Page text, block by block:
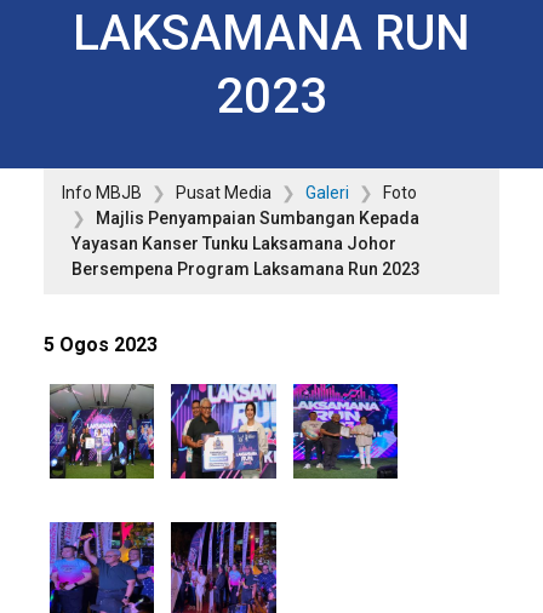
LAKSAMANA RUN
2023
Info MBJB Pusat Media Galeri
Foto
Majlis Penyampaian Sumbangan Kepada
Yayasan Kanser Tunku Laksamana Johor
Bersempena Program Laksamana Run 2023
5 Ogos 2023